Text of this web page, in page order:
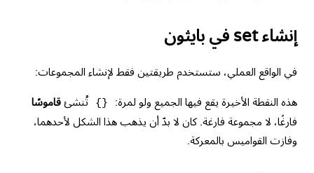
إنشاء set في بايثون
في الواقع العملي، ستستخدم طريقتين فقط لإنشاء المجموعات:
هذه النقطة الأخيرة يقع فيها الجميع ولو لمرة: {} تُنشئ قاموسًا
فارغًا، لا مجموعة فارغة. كان لا بدّ أن يذهب هذا الشكل لأحدهما،
وفازت القواميس بالمعركة.